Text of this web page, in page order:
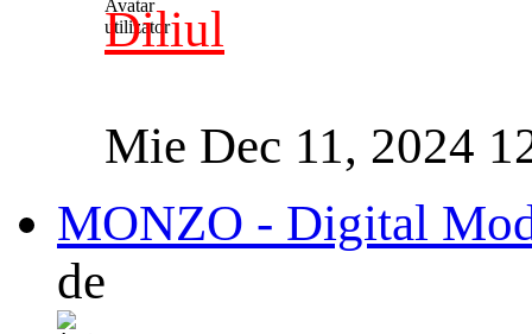
Diliul
Mie Dec 11, 2024
MONZO - Digital
de